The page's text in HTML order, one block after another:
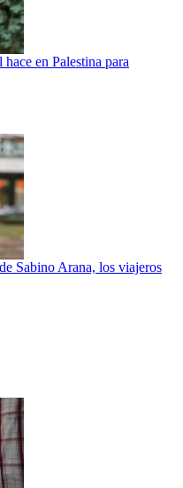
en Palestina para
Sabino Arana, los viajeros